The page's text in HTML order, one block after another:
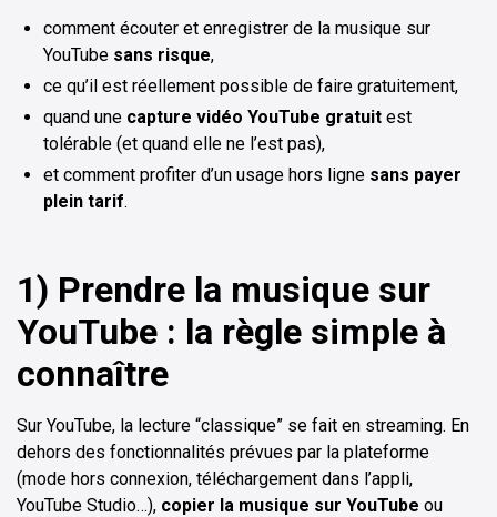
comment écouter et enregistrer de la musique sur
YouTube sans risque,
ce qu’il est réellement possible de faire gratuitement,
quand une capture vidéo YouTube gratuit est
tolérable (et quand elle ne l’est pas),
et comment profiter d’un usage hors ligne sans payer
plein tarif.
1) Prendre la musique sur
YouTube : la règle simple à
connaître
Sur YouTube, la lecture “classique” se fait en streaming. En
dehors des fonctionnalités prévues par la plateforme
(mode hors connexion, téléchargement dans l’appli,
YouTube Studio…), copier la musique sur YouTube ou